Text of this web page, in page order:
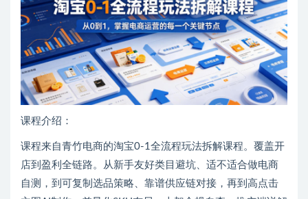
课程介绍：
课程来自青竹电商的淘宝0-1全流程玩法拆解课程。覆盖开
店到盈利全链路。从新手友好类目避坑、适不适合做电商
自测，到可复制选品策略、靠谱供应链对接，再到高点击